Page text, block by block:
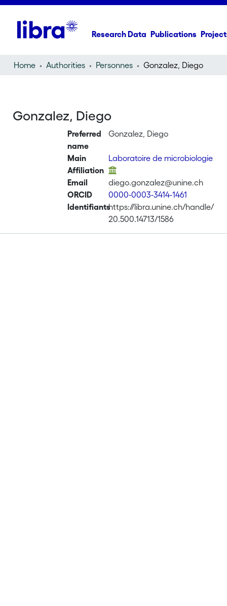
Research Data Publications
Home Authorities Personnes Gonzalez, Diego
Gonzalez, Diego
Preferred
name
Gonzalez, Diego
Main
Affiliation
Laboratoire de microbiologie
Email
diego.gonzalez@unine.ch
ORCID
0000-0003-3414-1461
Identifiantshttps://libra.unine.ch/handle/
20.500.14713/1586